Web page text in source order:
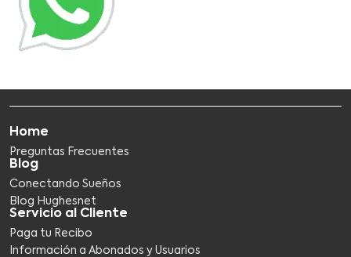
Home
Preguntas Frecuentes
Blog
Conectando Sueños
Blog Hughesnet
Servicio al Cliente
Paga tu Recibo
Información a Abonados y Usuarios